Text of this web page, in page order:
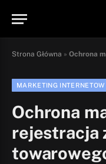
Strona Główna » Ochrona
MARKETING
Ochrona
rejestracja